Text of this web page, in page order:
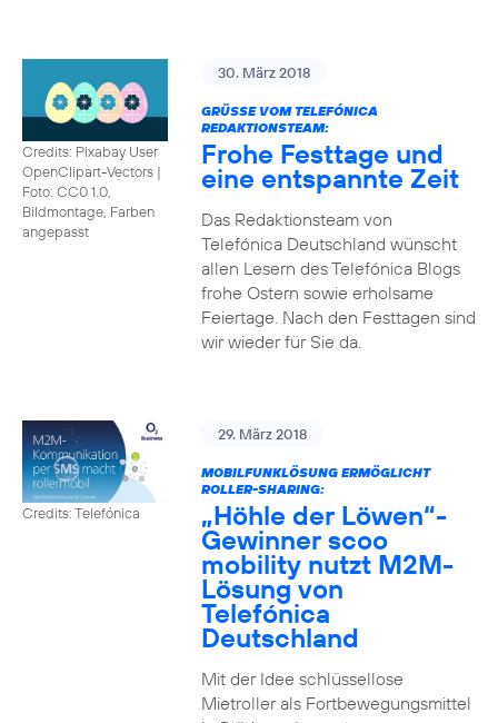
Credits: Pixabay User
OpenClipart-Vectors |
Foto: CC0 1.0,
Bildmontage, Farben
angepasst
30. März 2018
GRÜSSE VOM TELEFÓNICA R
EDAKTIONSTEAM:
Frohe Festtage und
eine entspannte Zeit
Das Redaktionsteam von
Telefónica Deutschland wünscht
allen Lesern des Telefónica Blogs
frohe Ostern sowie erholsame
Feiertage. Nach den Festtagen sind
wir wieder für Sie da.
Credits: Telefónica
29. März 2018
MOBILFUNKLÖSUNG ERMÖGLICHT
ROLLER-SHARING:
„Höhle der Löwen“-
Gewinner scoo
mobility nutzt M2M-
Lösung von
Telefónica
Deutschland
Mit der Idee schlüssellose
Mietroller als Fortbewegungsmittel